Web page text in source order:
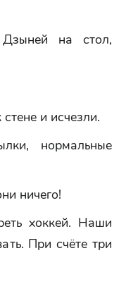
на стол,
и исчезли.
нормальные
ничего!
хоккей. Наши
При счёте три